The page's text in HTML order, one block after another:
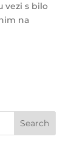
vezi s bilo
na